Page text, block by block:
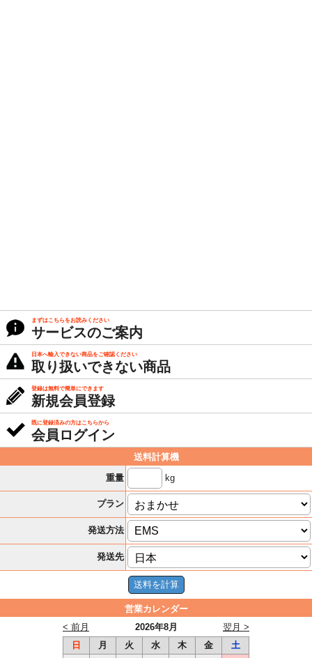
まずはこちらをお読みください
サービスのご案内
日本へ輸入できない商品をご確認ください
取り扱いできない商品
登録は無料で簡単にできます
新規会員登録
既に登録済みの方はこちらから
会員ログイン
送料計算機
重量
kg
プラン
発送方法
発送先
営業カレンダー
2026年8月
< 前月
翌月 >
日
月 火 水 木 金
土